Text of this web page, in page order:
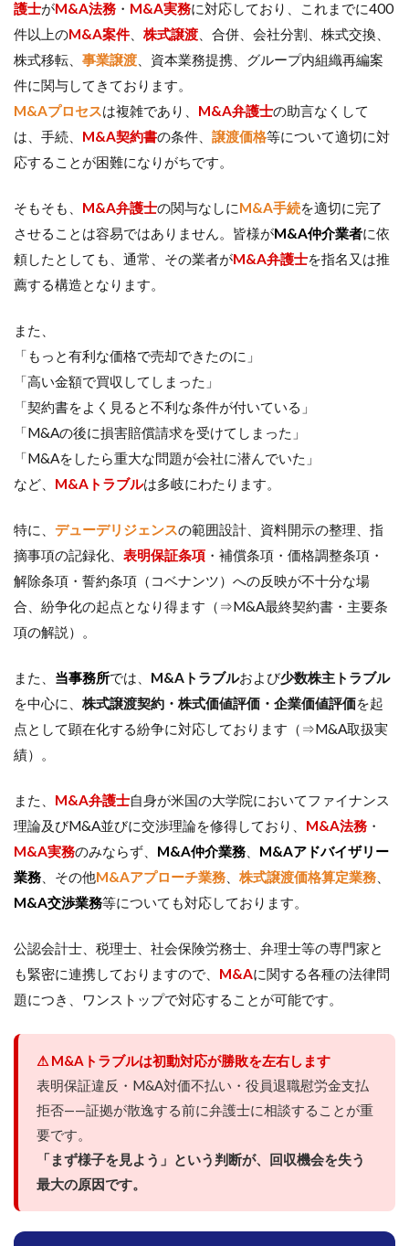
護士がM&A法務 ・ M&A実務に対応しており、これまでに400
件以上のM&A案件、 株式譲渡 、合併、会社分割、株式交換、
株式移転、 事業譲渡 、資本業務提携、グループ内組織再編案
件に関与してきております。
M&Aプロセスは複雑であり、 M&A弁護士の助言なくして
は、手続、 M&A契約書の条件、 譲渡価格等について適切に対
応することが困難になりがちです。
そもそも、 M&A弁護士の関与なしにM&A手続を適切に完了
させることは容易ではありません。皆様がM&A仲介業者に依
頼したとしても、通常、その業者がM&A弁護士を指名又は推
薦する構造となります。
また、
「もっと有利な価格で売却できたのに」
「高い金額で買収してしまった」
「契約書をよく見ると不利な条件が付いている」
「M&Aの後に損害賠償請求を受けてしまった」
「M&Aをしたら重大な問題が会社に潜んでいた」
など、 M&Aトラブルは多岐にわたります。
特に、 デューデリジェンスの範囲設計、資料開示の整理、指
摘事項の記録化、 表明保証条項 ・補償条項・価格調整条項・
解除条項・誓約条項（コベナンツ）への反映が不十分な場
合、紛争化の起点となり得ます（⇒M&A最終契約書・主要条
項の解説）。
また、 当事務所では、 M&Aトラブルおよび少数株主トラブル
を中心に、 株式譲渡契約・株式価値評価・企業価値評価を起
点として顕在化する紛争に対応しております（⇒M&A取扱実
績）。
また、 M&A弁護士自身が米国の大学院においてファイナンス
理論及びM&A並びに交渉理論を修得しており、 M&A法務 ・
M&A実務のみならず、 M&A仲介業務
M&Aアドバイザリー
業務 、その他M&Aアプローチ業務 株式譲渡価格算定業務
M&A交渉業務等についても対応しております。
公認会計士、税理士、社会保険労務士、弁理士等の専門家と
も緊密に連携しておりますので、 M&Aに関する各種の法律問
題につき、ワンストップで対応することが可能です。
⚠ M&Aトラブルは初動対応が勝敗を左右します
表明保証違反・M&A対価不払い・役員退職慰労金支払
拒否——証拠が散逸する前に弁護士に相談することが重
要です。
「まず様子を見よう」という判断が、回収機会を失う
最大の原因です。